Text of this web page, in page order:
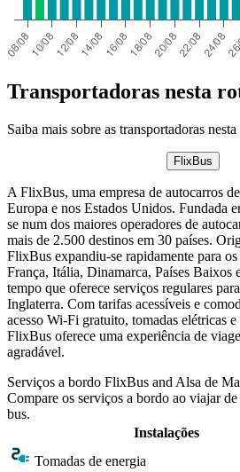
Transportadoras nesta
Saiba mais sobre as transportadoras nesta
FlixBus
A FlixBus, uma empresa de autocarros
Europa e nos Estados Unidos. Fundada
se num dos maiores operadores de
mais de 2.500 destinos em 30 países.
FlixBus expandiu-se rapidamente para
França, Itália, Dinamarca, Países Baixos
tempo que oferece serviços regulares
Inglaterra. Com tarifas acessíveis e
acesso Wi-Fi gratuito, tomadas elétricas
FlixBus oferece uma experiência de
agradável.
Serviços a bordo FlixBus and Alsa de
Compare os serviços a bordo ao viajar
bus.
Instalações
Tomadas de energia